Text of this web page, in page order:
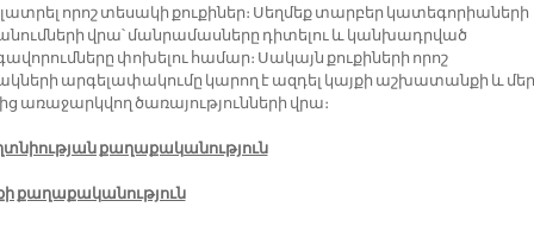
ըմպելիքներ
A-Z
որոշ տեսակի քուքիներ։ Սեղմեք տարբեր կատեգորիաների
վրա՝ մանրամասները դիտելու և կանխադրված
փոխելու համար։ Սակայն քուքիների որոշ
արգելափակումը կարող է ազդել կայքի աշխատանքի և մեր
առաջարկվող ծառայությունների վրա։
քաղաքականություն
քաղաքականություն